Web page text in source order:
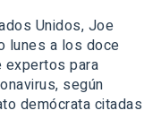
Unidos, Joe
lunes a los doce
expertos para
según
demócrata citadas